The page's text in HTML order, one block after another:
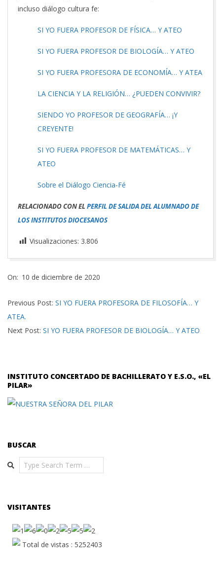
incluso diálogo cultura fe:
SI YO FUERA PROFESOR DE FÍSICA… Y ATEO
SI YO FUERA PROFESOR DE BIOLOGÍA… Y ATEO
SI YO FUERA PROFESORA DE ECONOMÍA… Y ATEA
LA CIENCIA Y LA RELIGIÓN… ¿PUEDEN CONVIVIR?
SIENDO YO PROFESOR DE GEOGRAFÍA… ¡Y
CREYENTE!
SI YO FUERA PROFESOR DE MATEMÁTICAS… Y
ATEO
Sobre el Diálogo Ciencia-Fé
RELACIONADO CON EL PERFIL DE SALIDA DEL ALUMNADO DE
LOS INSTITUTOS DIOCESANOS
Visualizaciones: 3.806
12-
On: 10 de diciembre de 2020
Previous Post: SI YO FUERA PROFESORA DE FILOSOFÍA… Y
ATEA.
Next Post: SI YO FUERA PROFESOR DE BIOLOGÍA… Y ATEO
INSTITUTO CONCERTADO DE BACHILLERATO Y E.S.O., «EL
PILAR»
BUSCAR
Search
VISITANTES
Total de vistas : 5252403